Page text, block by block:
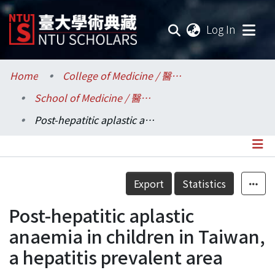
Log In
Communities & Collections
Research Outputs
Statistics
Home
College of Medicine / 醫學院
School of Medicine / 醫學系
Post-hepatitic aplastic anaemia in children in Taiwan, a hepatitis prevalent area
Details
Export Statistics
Post-hepatitic aplastic
anaemia in children in Taiwan,
a hepatitis prevalent area